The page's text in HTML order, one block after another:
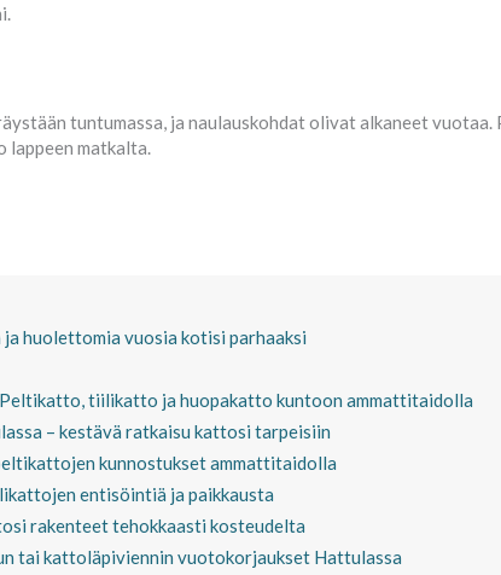
tuntumassa, ja naulauskohdat olivat alkaneet
matkalta.
huolettomia vuosia kotisi parhaaksi
tiilikatto ja huopakatto kuntoon ammattitaidolla
– kestävä ratkaisu kattosi tarpeisiin
kunnostukset ammattitaidolla
entisöintiä ja paikkausta
rakenteet tehokkaasti kosteudelta
tai kattoläpiviennin vuotokorjaukset Hattulassa